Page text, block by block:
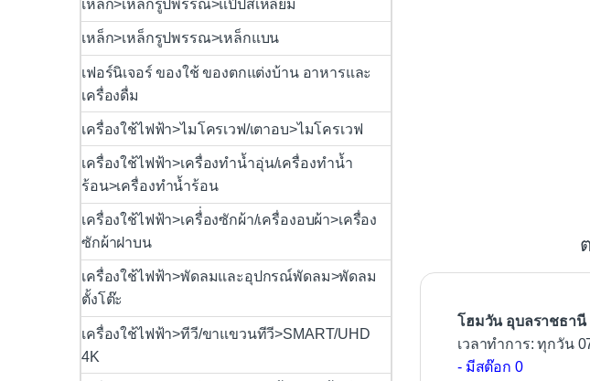
โฮมวัน อุบลราชธานี
เวลาทำการ: ทุกวัน
- มีสต๊อก 0
เหล็ก>เหล็กรูปพรรณ>แป๊ปสี่เหลี่ยม
เหล็ก>เหล็กรูปพรรณ>เหล็กแบน
เฟอร์นิเจอร์ ของใช้ ของตกแต่งบ้าน อาหารและ
เครื่องดื่ม
เครื่องใช้ไฟฟ้า>ไมโครเวฟ/เตาอบ>ไมโครเวฟ
เครื่องใช้ไฟฟ้า>เครื่องทำน้ำอุ่น/เครื่องทำน้ำ
ร้อน>เครื่องทำน้ำร้อน
เครื่องใช้ไฟฟ้า>เครื่่องซักผ้า/เครื่องอบผ้า>เครื่อง
ซักผ้าฝาบน
เครื่องใช้ไฟฟ้า>พัดลมและอุปกรณ์พัดลม>พัดลม
ตั้งโต๊ะ
เครื่องใช้ไฟฟ้า>ทีวี/ขาแขวนทีวี>SMART/UHD
4K